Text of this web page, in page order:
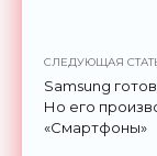
СЛЕДУЮЩАЯ
Samsung
Но его
«Смартфоны»